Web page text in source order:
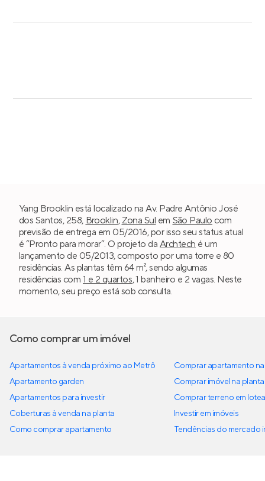
Yang Brooklin está localizado na Av. Padre Antônio José
dos Santos, 258, Brooklin, Zona Sul em São Paulo com
previsão de entrega em 05/2016, por isso seu status atual
é “Pronto para morar”. O projeto da Archtech é um
lançamento de 05/2013, composto por uma torre e 80
residências. As plantas têm 64 m², sendo algumas
residências com 1 e 2 quartos, 1 banheiro e 2 vagas. Neste
momento, seu preço está sob consulta.
Como comprar um imóvel
Apartamentos à venda próximo ao Metrô
Apartamento garden
Apartamentos para investir
Coberturas à venda na planta
Como comprar apartamento
Comprar apartamento
Comprar imóvel na planta
Comprar terreno em
Investir em imóveis
Tendências do mercado